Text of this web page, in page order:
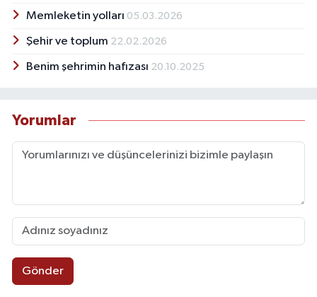
Memleketin yolları 05.03.2026
Şehir ve toplum 22.02.2026
Benim şehrimin hafızası 20.10.2025
Yorumlar
Gönder